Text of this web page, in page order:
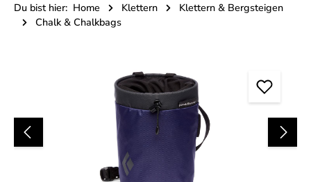
Du bist hier: Home Klettern
Klettern & Bergsteigen
Chalk & Chalkbags